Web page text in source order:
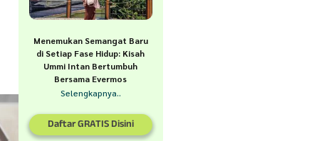
Menemukan Semangat Baru
di Setiap Fase Hidup: Kisah
Ummi Intan Bertumbuh
Bersama Evermos
Selengkapnya..
Daftar GRATIS Disini